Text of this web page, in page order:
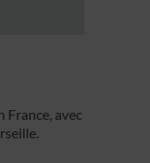
France, avec